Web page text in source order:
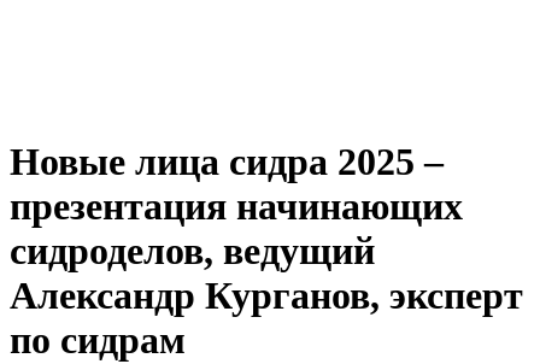
Новые лица сидра 2025 –
презентация начинающих
сидроделов, ведущий
Александр Курганов, эксперт
по сидрам